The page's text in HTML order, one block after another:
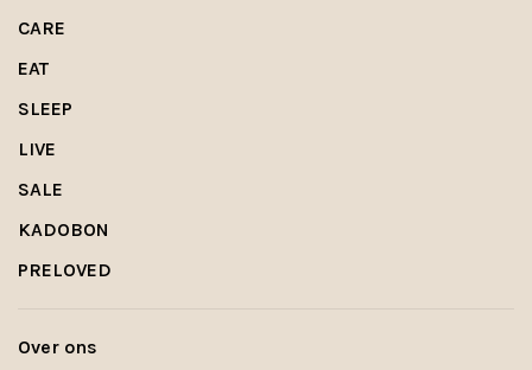
CARE
EAT
SLEEP
LIVE
SALE
KADOBON
PRELOVED
Over ons